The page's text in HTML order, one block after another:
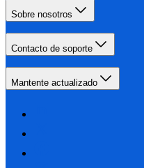
Sobre nosotros
Contacto de soporte
Mantente actualizado